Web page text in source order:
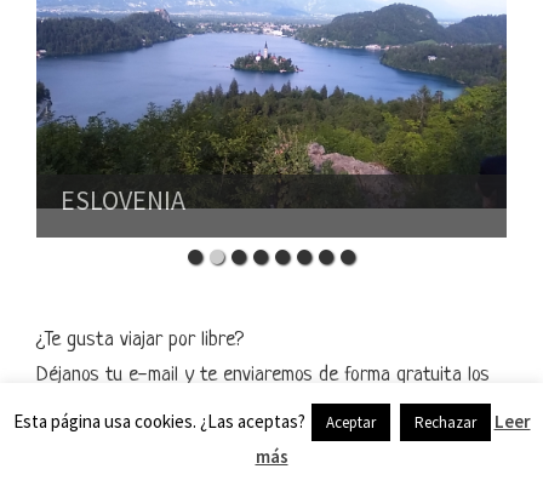
ESLOVENIA
¿Te gusta viajar por libre?
Déjanos tu e-mail y te enviaremos de forma gratuita los
artículos publicados cada mes con nuestros consejos y
Esta página usa cookies. ¿Las aceptas? Aceptar Rechazar
Leer
más